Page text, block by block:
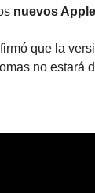
nuevos
que la
no estará